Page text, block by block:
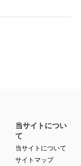
当サイトについ
て
当サイトについて
サイトマップ